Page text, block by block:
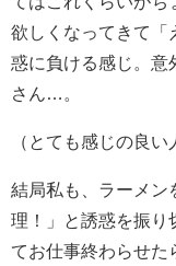
欲しくなってきて「
惑に負ける感じ。意
さん…。
（とても感じの良い
結局私も、ラーメン
理！」と誘惑を振り
てお仕事終わらせ